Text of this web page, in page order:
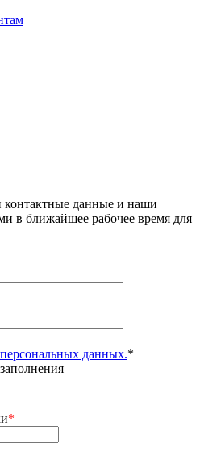
контактные данные и наши
в ближайшее рабочее время для
данных.*
*